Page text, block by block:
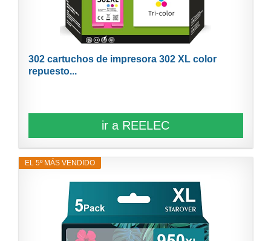
302 cartuchos de impresora 302 XL color
repuesto...
ir a REELEC
EL 5º MÁS VENDIDO